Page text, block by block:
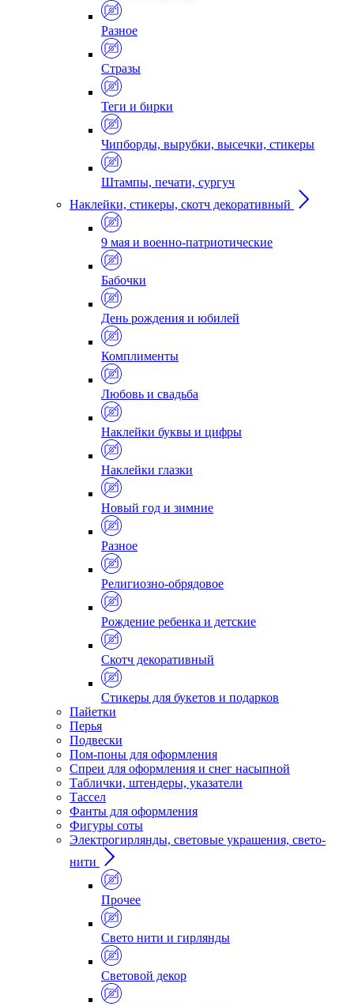
Разное
Стразы
Теги и бирки
Чипборды, вырубки, высечки, стикеры
Штампы, печати, сургуч
Наклейки, стикеры, скотч декоративный
9 мая и военно-патриотические
Бабочки
День рождения и юбилей
Комплименты
Любовь и свадьба
Наклейки буквы и цифры
Наклейки глазки
Новый год и зимние
Разное
Религиозно-обрядовое
Рождение ребенка и детские
Скотч декоративный
Стикеры для букетов и подарков
Пайетки
Перья
Подвески
Пом-поны для оформления
Спреи для оформления и снег насыпной
Таблички, штендеры, указатели
Тассел
Фанты для оформления
Фигуры соты
Электрогирлянды, световые украшения, свето-
нити
Прочее
Свето нити и гирлянды
Световой декор